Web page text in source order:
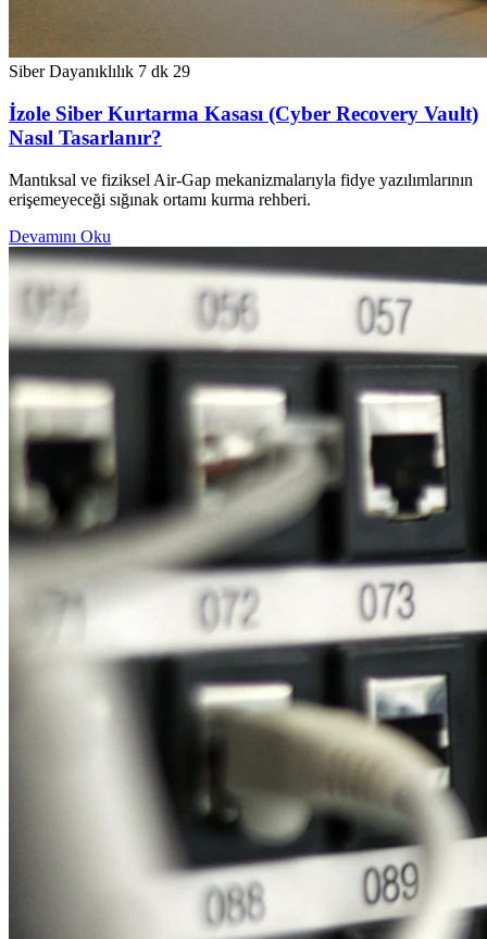
Siber Dayanıklılık 7 dk 29
İzole Siber Kurtarma Kasası (Cyber Recovery Vault)
Nasıl Tasarlanır?
Mantıksal ve fiziksel Air-Gap mekanizmalarıyla fidye yazılımlarının
erişemeyeceği sığınak ortamı kurma rehberi.
Devamını Oku